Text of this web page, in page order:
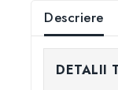
Descriere
DETALII